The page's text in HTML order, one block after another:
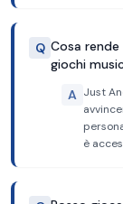
Q Cosa
giochi
A Just
è